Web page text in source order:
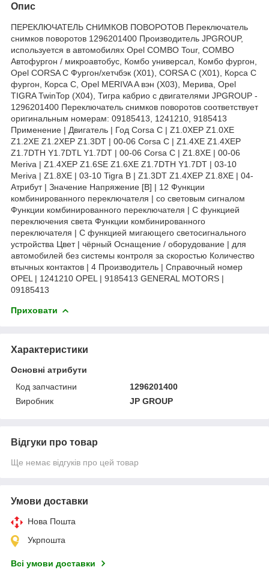
Опис
ПЕРЕКЛЮЧАТЕЛЬ СНИМКОВ ПОВОРОТОВ Переключатель
снимков поворотов 1296201400 Производитель JPGROUP,
используется в автомобилях Opel COMBO Tour, COMBO
Автофургон / микроавтобус, Комбо универсал, Комбо фургон,
Opel CORSA C Фургон/хетчбэк (X01), CORSA C (X01), Корса С
фургон, Корса С, Opel MERIVA A вэн (X03), Мерива, Opel
TIGRA TwinTop (X04), Тигра кабрио с двигателями JPGROUP -
1296201400 Переключатель снимков поворотов соответствует
оригинальным номерам: 09185413, 1241210, 9185413
Применение | Двигатель | Год Corsa C | Z1.0XEP Z1.0XE
Z1.2XE Z1.2XEP Z1.3DT | 00-06 Corsa C | Z1.4XE Z1.4XEP
Z1.7DTH Y1.7DTL Y1.7DT | 00-06 Corsa C | Z1.8XE | 00-06
Meriva | Z1.4XEP Z1.6SE Z1.6XE Z1.7DTH Y1.7DT | 03-10
Meriva | Z1.8XE | 03-10 Tigra B | Z1.3DT Z1.4XEP Z1.8XE | 04-
Атрибут | Значение Напряжение [В] | 12 Функции
комбинированного переключателя | со световым сигналом
Функции комбинированного переключателя | С функцией
переключения света Функции комбинированного
переключателя | С функцией мигающего светосигнального
устройства Цвет | чёрный Оснащение / оборудование | для
автомобилей без системы контроля за скоростью Количество
втычных контактов | 4 Производитель | Справочный номер
OPEL | 1241210 OPEL | 9185413 GENERAL MOTORS |
09185413
Приховати
Характеристики
Основні атрибути
Код запчастини
1296201400
Виробник
JP GROUP
Відгуки про товар
Ще немає відгуків про цей товар
Умови доставки
Нова Пошта
Укрпошта
Всі умови доставки